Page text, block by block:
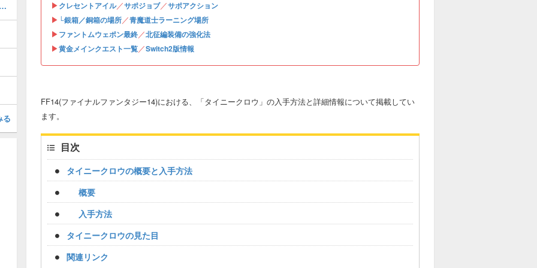
▶クレセントアイル／サポジョブ／サポアクション
▶ └銀箱／銅箱の場所／青魔道士ラーニング場所
▶ファントムウェポン最終／北征編装備の強化法
▶黄金メインクエスト一覧／Switch2版情報
FF14(ファイナルファンタジー14)における、「タイニークロウ」の入手方法と詳細情報について掲載してい
ます。
目次
タイニークロウの概要と入手方法
概要
入手方法
タイニークロウの見た目
関連リンク
入手と開始場所｜4段階目最終強化
る